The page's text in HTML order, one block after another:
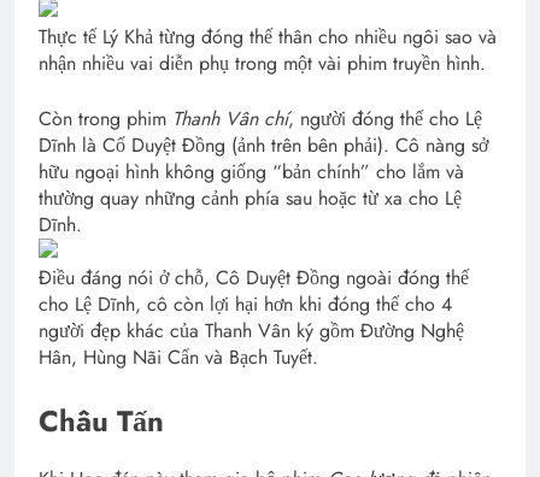
Thực tế Lý Khả từng đóng thế thân cho nhiều ngôi sao và
nhận nhiều vai diễn phụ trong một vài phim truyền hình.
Còn trong phim Thanh Vân chí, người đóng thế cho Lệ
Dĩnh là Cố Duyệt Đồng (ảnh trên bên phải). Cô nàng sở
hữu ngoại hình không giống “bản chính” cho lắm và
thường quay những cảnh phía sau hoặc từ xa cho Lệ
Dĩnh.
Điều đáng nói ở chỗ, Cô Duyệt Đồng ngoài đóng thế
cho Lệ Dĩnh, cô còn lợi hại hơn khi đóng thế cho 4
người đẹp khác của Thanh Vân ký gồm Đường Nghệ
Hân, Hùng Nãi Cẩn và Bạch Tuyết.
Châu Tấn